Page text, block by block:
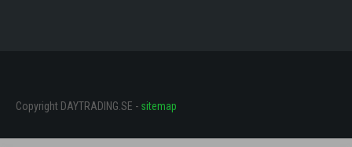
Copyright DAYTRADING.SE - sitemap